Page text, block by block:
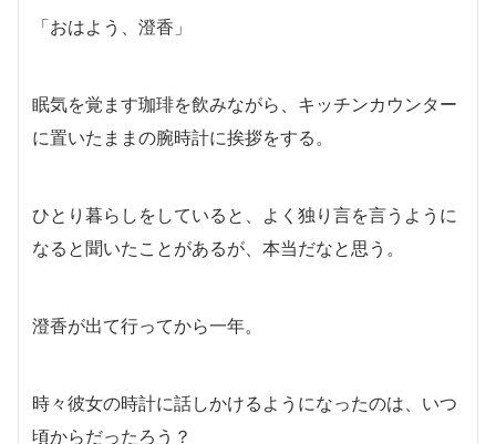
「おはよう、澄香」
眠気を覚ます珈琲を飲みながら、キッチンカウンター
に置いたままの腕時計に挨拶をする。
ひとり暮らしをしていると、よく独り言を言うように
なると聞いたことがあるが、本当だなと思う。
澄香が出て行ってから一年。
時々彼女の時計に話しかけるようになったのは、いつ
頃からだったろう？